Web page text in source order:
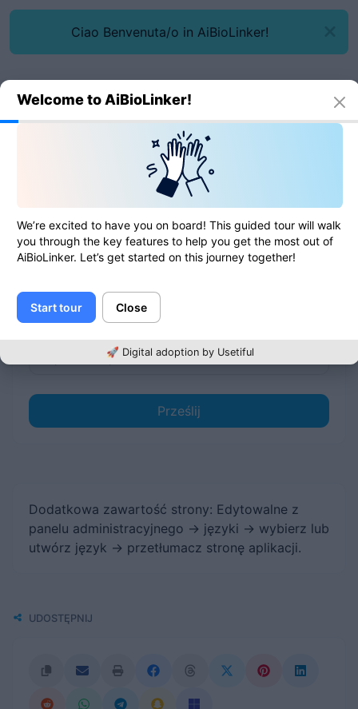
Ciao Benvenuta/o in AiBioLinker!
Sprawdzacz HTTP/2
Sprawdzacz HTTP/2
Prześlij
Dodatkowa zawartość strony: Edytowalne z
panelu administracyjnego -> języki -> wybierz lub
utwórz język -> przetłumacz stronę aplikacji.
UDOSTĘPNIJ
Welcome to AiBioLinker!
We’re excited to have you on board! This guided tour will walk
you through the key features to help you get the most out of
AiBioLinker. Let’s get started on this journey together!
Start tour Close
🚀 Digital adoption by Usetiful